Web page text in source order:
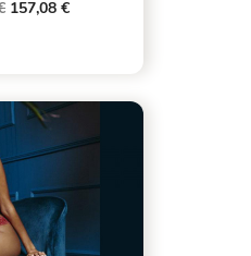
157,08 €